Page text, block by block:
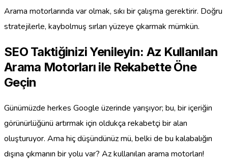
Arama motorlarında var olmak, sıkı bir çalışma gerektirir. Doğru
stratejilerle, kaybolmuş sırları yüzeye çıkarmak mümkün.
SEO Taktiğinizi Yenileyin: Az Kullanılan
Arama Motorları ile Rekabette Öne
Geçin
Günümüzde herkes Google üzerinde yarışıyor; bu, bir içeriğin
görünürlüğünü artırmak için oldukça rekabetçi bir alan
oluşturuyor. Ama hiç düşündünüz mü, belki de bu kalabalığın
dışına çıkmanın bir yolu var? Az kullanılan arama motorları!